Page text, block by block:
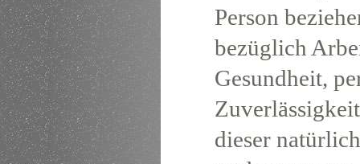
Person
bezüglich
Gesundheit,
dieser